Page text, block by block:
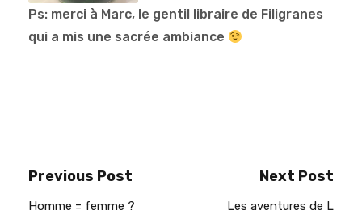
Ps: merci à Marc, le gentil libraire de Filigranes
qui a mis une sacrée ambiance
Previous Post
Homme = femme ?
Next Post
Les aventures de L